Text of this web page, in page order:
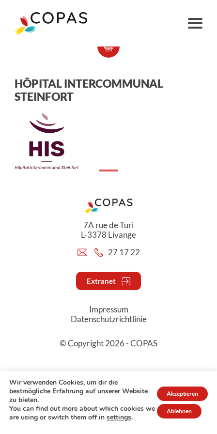
HÔPITAL INTERCOMMUNAL
STEINFORT
7A rue de Turi
L-3378 Livange
27 17 22
Extranet
Impressum
Datenschutzrichtlinie
© Copyright 2026 - COPAS
Wir verwenden Cookies, um dir die
bestmögliche Erfahrung auf unserer Website
zu bieten.
You can find out more about which cookies we
are using or switch them off in settings.
Akzeptieren
Ablehnen